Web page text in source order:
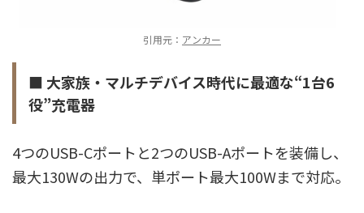
引用元： アンカー
■ 大家族・マルチデバイス時代に最適な“1台6
役”充電器
4つのUSB-Cポートと2つのUSB-Aポートを装備し、
最大130Wの出力で、単ポート最大100Wまで対応。